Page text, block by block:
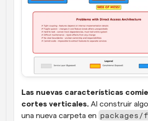
Las nuevas características
cortes verticales. Al construir
una nueva carpeta en packages/